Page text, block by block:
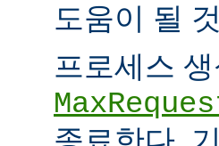
도움이 될
프로세스